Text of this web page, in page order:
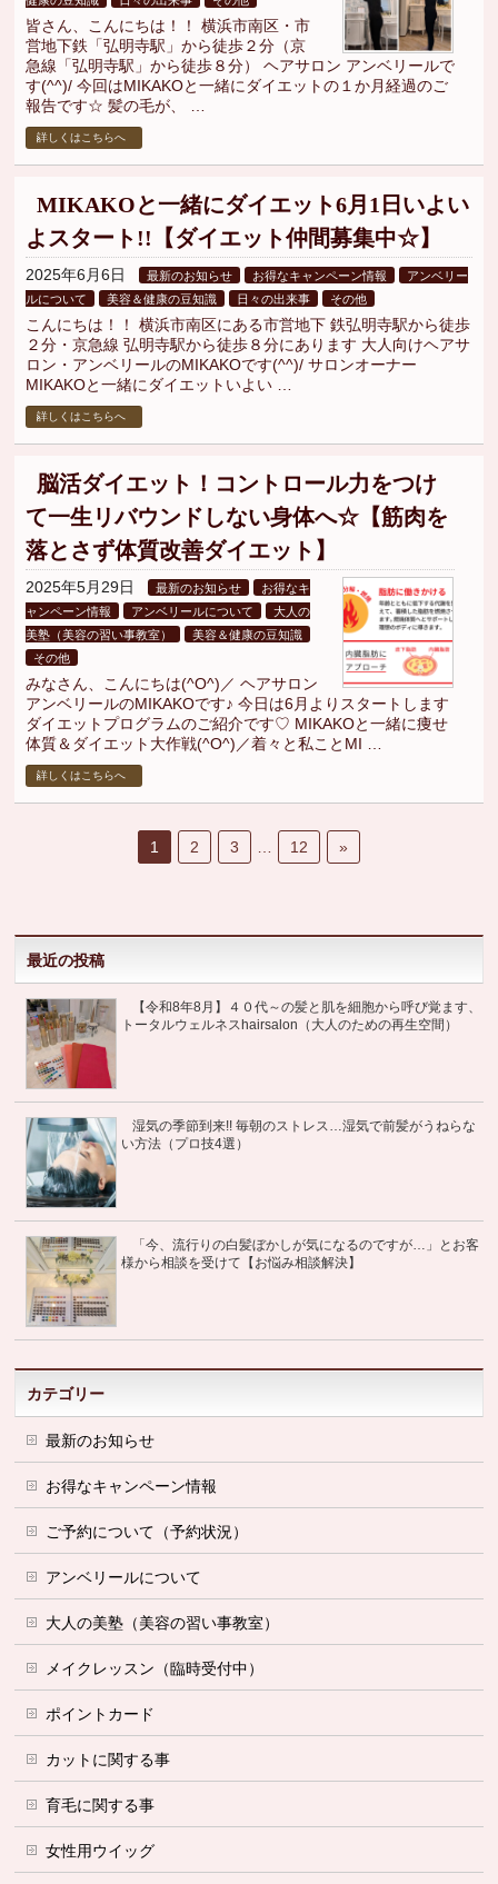
皆さん、こんにちは！！ 横浜市南区・市
営地下鉄「弘明寺駅」から徒歩２分（京
急線「弘明寺駅」から徒歩８分） ヘアサロン アンベリールで
す(^^)/ 今回はMIKAKOと一緒にダイエットの１か月経過のご
報告です☆ 髪の毛が、 …
詳しくはこちらへ
MIKAKOと一緒にダイエット6月1日いよい
よスタート!!【ダイエット仲間募集中☆】
2025年6月6日 最新のお知らせ お得なキャンペーン情報
アンベリー
ルについて
美容＆健康の豆知識 日々の出来事 その他
こんにちは！！ 横浜市南区にある市営地下 鉄弘明寺駅から徒歩
２分・京急線 弘明寺駅から徒歩８分にあります 大人向けヘアサ
ロン・アンベリールのMIKAKOです(^^)/ サロンオーナー
MIKAKOと一緒にダイエットいよい …
詳しくはこちらへ
脳活ダイエット！コントロール力をつけ
て一生リバウンドしない身体へ☆【筋肉を
落とさず体質改善ダイエット】
2025年5月29日 最新のお知らせ
お得なキ
ャンペーン情報
アンベリールについて
大人の
美塾（美容の習い事教室）
美容＆健康の豆知識
その他
みなさん、こんにちは(^O^)／ ヘアサロン
アンベリールのMIKAKOです♪ 今日は6月よりスタートします
ダイエットプログラムのご紹介です♡ MIKAKOと一緒に痩せ
体質＆ダイエット大作戦(^O^)／着々と私ことMI …
詳しくはこちらへ
1 2 3 12 »
最近の投稿
【令和8年8月】４０代～の髪と肌を細胞から呼び覚ます、
トータルウェルネスhairsalon（大人のための再生空間）
湿気の季節到来!! 毎朝のストレス…湿気で前髪がうねらな
い方法（プロ技4選）
「今、流行りの白髪ぼかしが気になるのですが…」とお客
様から相談を受けて【お悩み相談解決】
カテゴリー
最新のお知らせ
お得なキャンペーン情報
ご予約について（予約状況）
アンベリールについて
大人の美塾（美容の習い事教室）
メイクレッスン（臨時受付中）
ポイントカード
カットに関する事
育毛に関する事
女性用ウイッグ